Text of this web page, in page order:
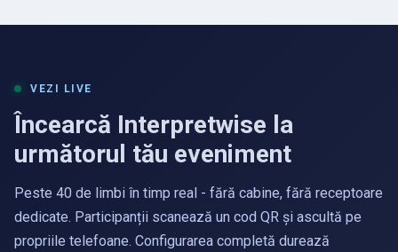
VEZI LIVE
Încearcă Interpretwise la
următorul tău eveniment
Peste 40 de limbi în timp real - fără cabine, fără receptoare
dedicate. Participanții scanează un cod QR și ascultă pe
propriile telefoane. Configurarea completă durează